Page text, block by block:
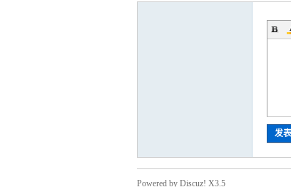
发
Powered by Discuz! X3.5